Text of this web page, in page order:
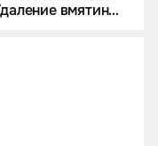
вмятин